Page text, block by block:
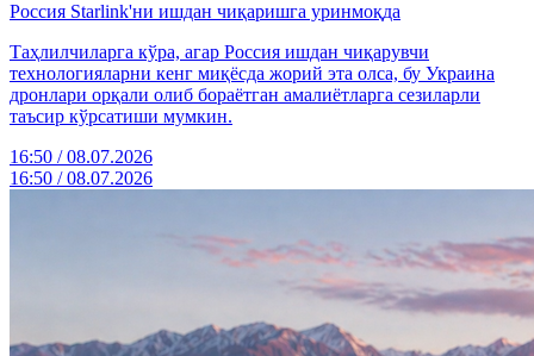
Россия Starlink'ни ишдан чиқаришга уринмоқда
Таҳлилчиларга кўра, агар Россия ишдан чиқарувчи
технологияларни кенг миқёсда жорий эта олса, бу Украина
дронлари орқали олиб бораётган амалиётларга сезиларли
таъсир кўрсатиши мумкин.
16:50 / 08.07.2026
16:50 / 08.07.2026